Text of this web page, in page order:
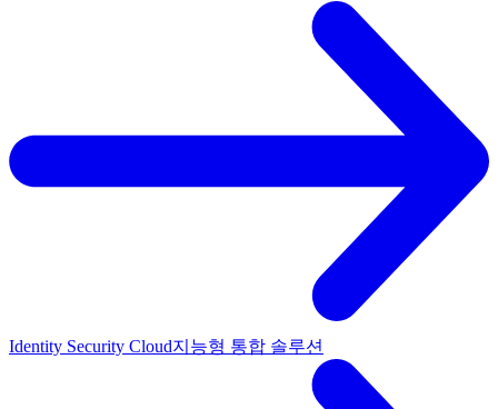
Identity Security Cloud지능형 통합 솔루션